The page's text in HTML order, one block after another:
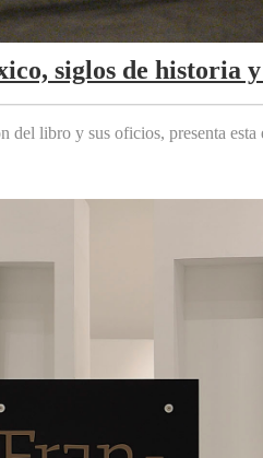
siglos de historia
del libro y sus oficios, presenta